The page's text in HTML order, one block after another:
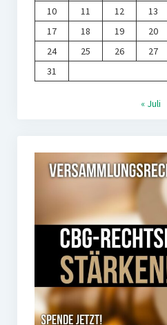
10 11 12 13
17
18 19 20
24
25 26 27
31
« Juli